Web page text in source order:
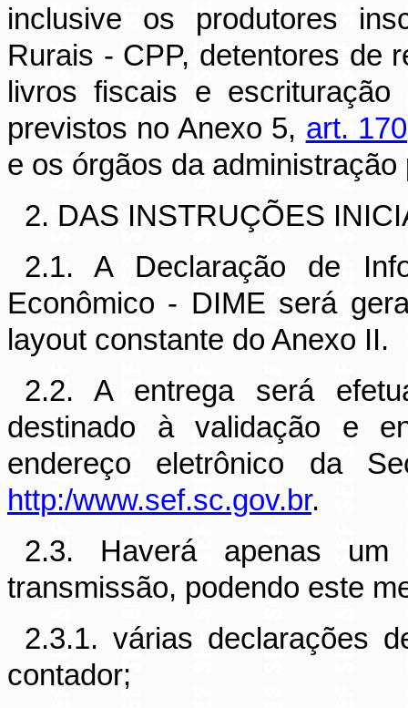
inclusive os produtores
Rurais - CPP, detentores de
livros fiscais e
previstos no Anexo 5, art. 170
e os órgãos da administração
2. DAS INSTRUÇÕES
2.1. A Declaração de
Econômico - DIME será
layout constante do Anexo II.
2.2. A entrega será
destinado à validação e
endereço eletrônico da
http:/www.sef.sc.gov.br.
2.3. Haverá apenas
transmissão, podendo este
2.3.1. várias declarações
contador;